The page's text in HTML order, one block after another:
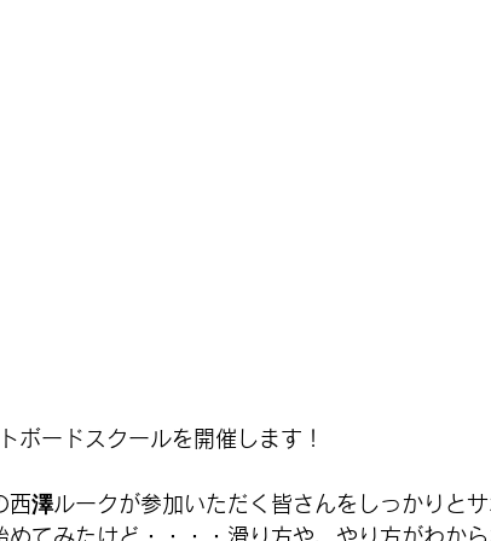
ボードスクールを開催します！
澤ルークが参加いただく皆さんをしっかりとサ
てみたけど・・・・滑り方や、やり方がわから